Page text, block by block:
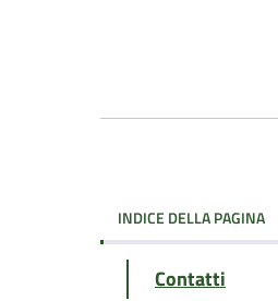
INDICE DELLA PAGINA
Contatti